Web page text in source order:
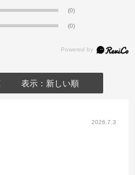
(0)
(0)
表示：新しい順
2026.7.3